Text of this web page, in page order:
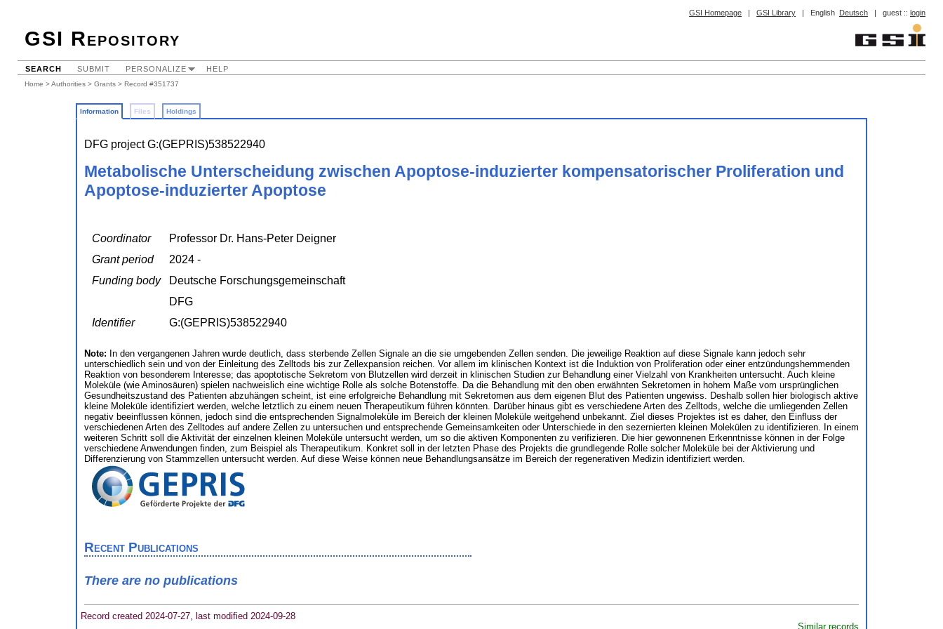
GSI Homepage | GSI Library | English Deutsch | guest :: login
GSI Repository
SEARCH SUBMIT PERSONALIZE HELP
Home >Authorities > Grants > Record #351737
Information Files Holdings
DFG project G:(GEPRIS)538522940
Metabolische Unterscheidung zwischen Apoptose-induzierter kompensatorischer Proliferation und
Apoptose-induzierter Apoptose
Coordinator
Professor Dr. Hans-Peter Deigner
Grant period
2024 -
Funding body
Deutsche Forschungsgemeinschaft
DFG
Identifier
G:(GEPRIS)538522940
Note: In den vergangenen Jahren wurde deutlich, dass sterbende Zellen Signale an die sie umgebenden Zellen senden. Die jeweilige Reaktion auf diese Signale kann jedoch sehr
unterschiedlich sein und von der Einleitung des Zelltods bis zur Zellexpansion reichen. Vor allem im klinischen Kontext ist die Induktion von Proliferation oder einer entzündungshemmenden
Reaktion von besonderem Interesse; das apoptotische Sekretom von Blutzellen wird derzeit in klinischen Studien zur Behandlung einer Vielzahl von Krankheiten untersucht. Auch kleine
Moleküle (wie Aminosäuren) spielen nachweislich eine wichtige Rolle als solche Botenstoffe. Da die Behandlung mit den oben erwähnten Sekretomen in hohem Maße vom ursprünglichen
Gesundheitszustand des Patienten abzuhängen scheint, ist eine erfolgreiche Behandlung mit Sekretomen aus dem eigenen Blut des Patienten ungewiss. Deshalb sollen hier biologisch aktive
kleine Moleküle identifiziert werden, welche letztlich zu einem neuen Therapeutikum führen könnten. Darüber hinaus gibt es verschiedene Arten des Zelltods, welche die umliegenden Zellen
negativ beeinflussen können, jedoch sind die entsprechenden Signalmoleküle im Bereich der kleinen Moleküle weitgehend unbekannt. Ziel dieses Projektes ist es daher, den Einfluss der
verschiedenen Arten des Zelltodes auf andere Zellen zu untersuchen und entsprechende Gemeinsamkeiten oder Unterschiede in den sezernierten kleinen Molekülen zu identifizieren. In einem
weiteren Schritt soll die Aktivität der einzelnen kleinen Moleküle untersucht werden, um so die aktiven Komponenten zu verifizieren. Die hier gewonnenen Erkenntnisse können in der Folge
verschiedene Anwendungen finden, zum Beispiel als Therapeutikum. Konkret soll in der letzten Phase des Projekts die grundlegende Rolle solcher Moleküle bei der Aktivierung und
Differenzierung von Stammzellen untersucht werden. Auf diese Weise können neue Behandlungsansätze im Bereich der regenerativen Medizin identifiziert werden.
Recent Publications
There are no publications
Record created 2024-07-27, last modified 2024-09-28
Similar records